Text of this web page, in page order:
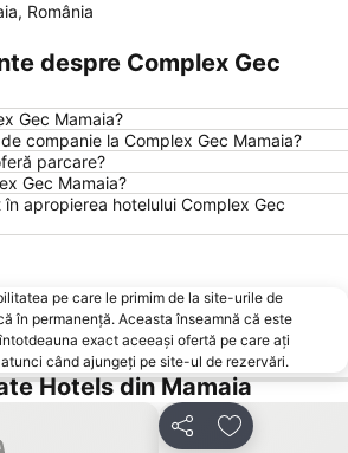
Plaja Olimp
Delfinariu Constanța
Gara Medgidia
Aqua Magic
Mănăstirea Sfânta Maria
Stadionul Iftimie Ilisei
Tomis
Lacul Siutghiol
Palas
Sunwaves
Gara Năvodari
România
despre Complex Gec
Gec Mamaia?
companie la Complex Gec Mamaia?
parcare?
Gec Mamaia?
apropierea hotelului Complex Gec
pe care le primim de la site-urile de
în permanență. Aceasta înseamnă că este
exact aceeași ofertă pe care ați
când ajungeți pe site-ul de rezervări.
Hotels din Mamaia
DistribuițiAdăugaţi la